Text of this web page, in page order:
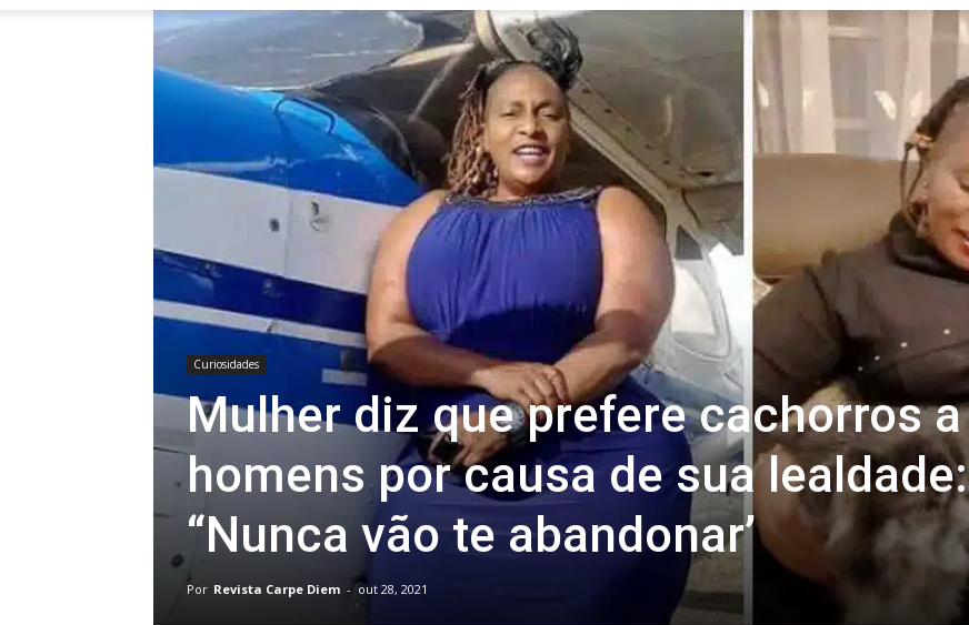
Revista
Diem
Curiosidades
Mulher diz que prefere cachorros a
homens por causa de sua lealdade:
“Nunca vão te abandonar’
Por Revista Carpe Diem - out 28, 2021